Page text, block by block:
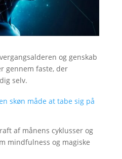
og genskab
gennem faste, der
selv.
af månens cyklusser og
mindfulness og magiske